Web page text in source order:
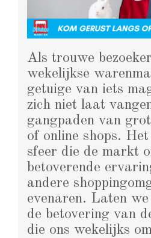
Als trouwe
wekelijkse
getuige van iets
zich niet laat
gangpaden van
of online shops.
sfeer die de markt
betoverende
andere
evenaren. Laten
de betovering van
die ons wekelijks